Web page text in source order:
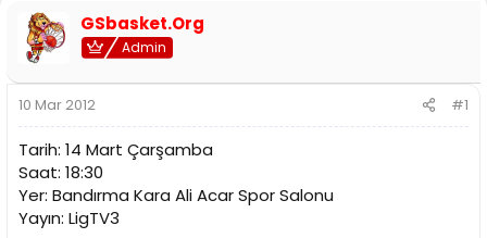
u
y
u
a
ş
l
a
t
a
n
a
n
ı
t
a
i
h
GSbasket.Org
Admin
10 Mar 2012 #1
Tarih: 14 Mart Çarşamba
Saat: 18:30
Yer: Bandırma Kara Ali Acar Spor Salonu
Yayın: LigTV3